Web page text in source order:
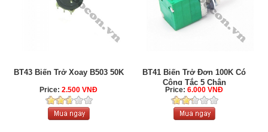
BT43 Biến Trở Xoay B503 50K
Price:2.500 VNĐ
BT41 Biến Trở Đơn 100K Có
Công Tắc 5 Chân
Price:6.000 VNĐ